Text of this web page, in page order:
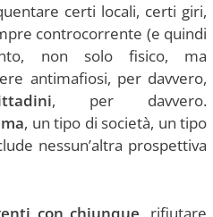
certi locali, certi giri,
controcorrente (e quindi
non solo fisico, ma
antimafiosi, per davvero,
, per davvero.
, un tipo di società, un tipo
nessun’altra prospettiva
con chiunque, rifiutare